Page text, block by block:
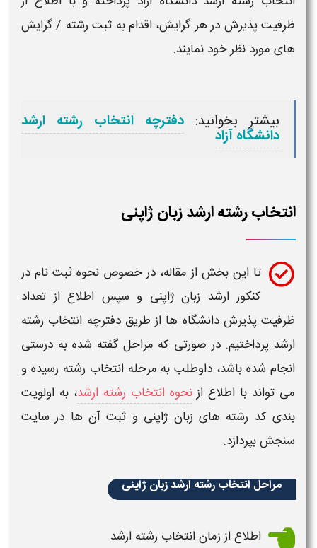
ظرفیتپذیرش در هر گرایش، اقدام به ثبت رشته / گرایش
های مورد نظر خود نمایند.
بیشتر بخوانید: دفترچه انتخاب رشته ارشد
دانشگاه آزاد
انتخاب رشته ارشد زبان ژاپنی
تا این بخش از مقاله، در خصوص نحوه ثبت نام در
کنکور ارشد زبان ژاپنی و سپس اطلاع از تعداد
ظرفیت پذیرش دانشگاه ها از طریق دفترچه انتخاب رشته
ارشد پرداختیم. در صورتی که مراحل گفته شده به درستی
انجام شده باشد، داوطلب به مرحله انتخاب رشته رسیده و
می تواند با اطلاع ازنحوه انتخاب رشته ارشد، به اولویت
بندی کد رشته های زبان ژاپنیو ثبت آن ها در سایت
سنجش بپردازد.
مراحل انتخاب رشته ارشد زبان ژاپنی
اطلاع از زمانانتخاب رشته ارشد